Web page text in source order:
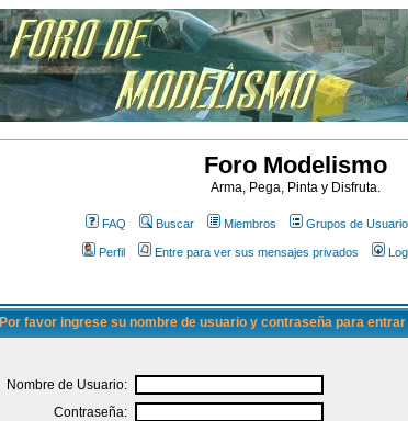
Foro Modelismo
Arma, Pega, Pinta y Disfruta.
FAQ Buscar Miembros Grupos de
Perfil Entre para ver sus mensajes privados
Por favor ingrese su nombre de usuario y contraseña para entrar
Nombre de Usuario:
Contraseña: